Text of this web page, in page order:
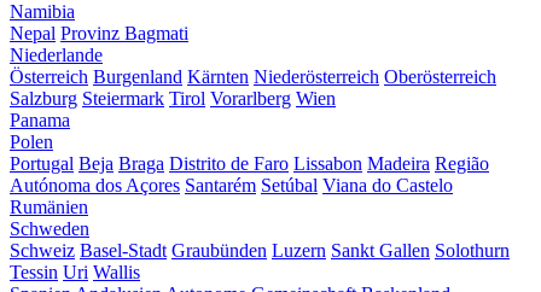
Namibia
Nepal Provinz Bagmati
Niederlande
Österreich Burgenland Kärnten Niederösterreich Oberösterreich
Salzburg Steiermark Tirol Vorarlberg Wien
Panama
Polen
Portugal Beja Braga Distrito de Faro Lissabon Madeira Região
Autónoma dos Açores Santarém Setúbal Viana do Castelo
Rumänien
Schweden
Schweiz Basel-Stadt Graubünden Luzern Sankt Gallen Solothurn
Tessin Uri Wallis